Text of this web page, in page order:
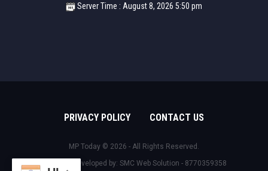
Server Time : August 8, 2026 5:50 pm
PRIVACY POLICY CONTACT US
MP Today © 2026 - All Rights Reserved.
Design & Developed by: SMC Web Solution - 8770359358